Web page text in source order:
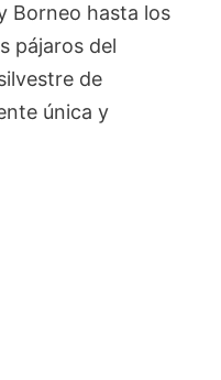
Borneo hasta los
pájaros del
de
única y